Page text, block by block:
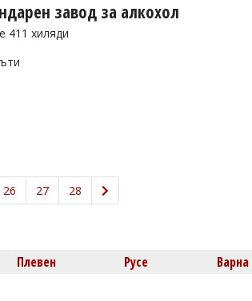
завод за алкохол
411 хиляди
26 27 28
Плевен Русе Варна